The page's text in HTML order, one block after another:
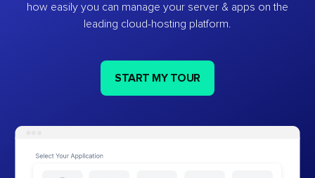
how easily you can manage your server & apps on the
leading cloud-hosting platform.
START MY TOUR